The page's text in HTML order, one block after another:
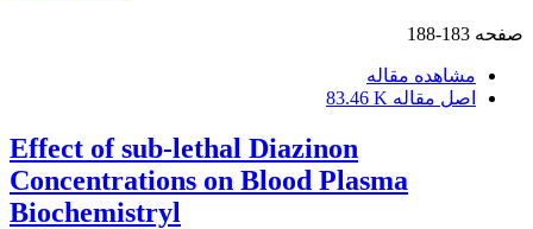
صفحه 183-188
مشاهده مقاله
اصل مقاله 83.46 K
Effect of sub-lethal Diazinon
Concentrations on Blood Plasma
Biochemistryl